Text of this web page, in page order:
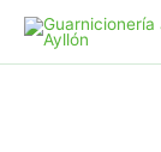
contenido